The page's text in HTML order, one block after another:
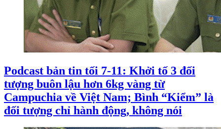
Podcast bản tin tối 7-11: Khởi tố 3 đối
tượng buôn lậu hơn 6kg vàng từ
Campuchia về Việt Nam; Bình “Kiểm” là
đối tượng chỉ hành động, không nói